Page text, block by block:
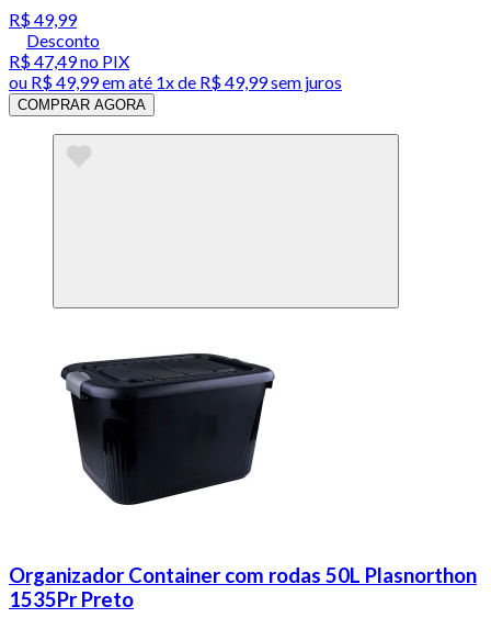
R$ 49,99
Desconto
R$ 47,49no PIX
ou R$ 49,99em até 1x de R$ 49,99sem juros
COMPRAR AGORA
Organizador Container com rodas 50L Plasnorthon
1535Pr Preto